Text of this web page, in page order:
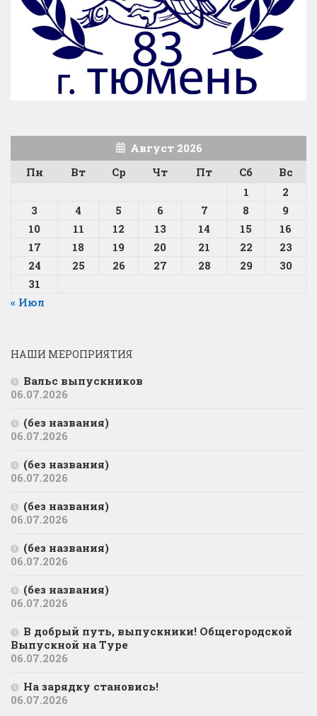
Август 2026
Пн
Вт Ср Чт Пт Сб
Вс
1
2
3
4 5 6 7 8
9
10
11 12 13 14 15
16
17
18 19 20 21 22
23
24
25 26 27 28 29
30
31
« Июл
НАШИ МЕРОПРИЯТИЯ
Вальс выпускников
06.07.2026
(без названия)
06.07.2026
(без названия)
06.07.2026
(без названия)
06.07.2026
(без названия)
06.07.2026
(без названия)
06.07.2026
В добрый путь, выпускники! Общегородской
Выпускной на Туре
06.07.2026
На зарядку становись!
06.07.2026